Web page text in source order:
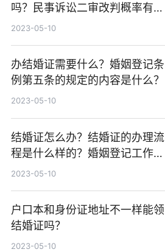
吗？民事诉讼二审改判概率有多
大？
2023-05-10
办结婚证需要什么？婚姻登记条
例第五条的规定的内容是什么？
2023-05-10
结婚证怎么办？结婚证的办理流
程是什么样的？婚姻登记工作规
范受理结婚登记申请的条件是什
2023-05-10
户口本和身份证地址不一样能领
结婚证吗？
2023-05-10